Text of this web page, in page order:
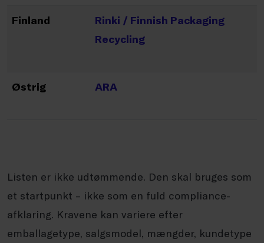
Finland
Rinki / Finnish Packaging
Recycling
Østrig ARA
Listen er ikke udtømmende. Den skal bruges som
et startpunkt – ikke som en fuld compliance-
afklaring. Kravene kan variere efter
emballagetype, salgsmodel, mængder, kundetype